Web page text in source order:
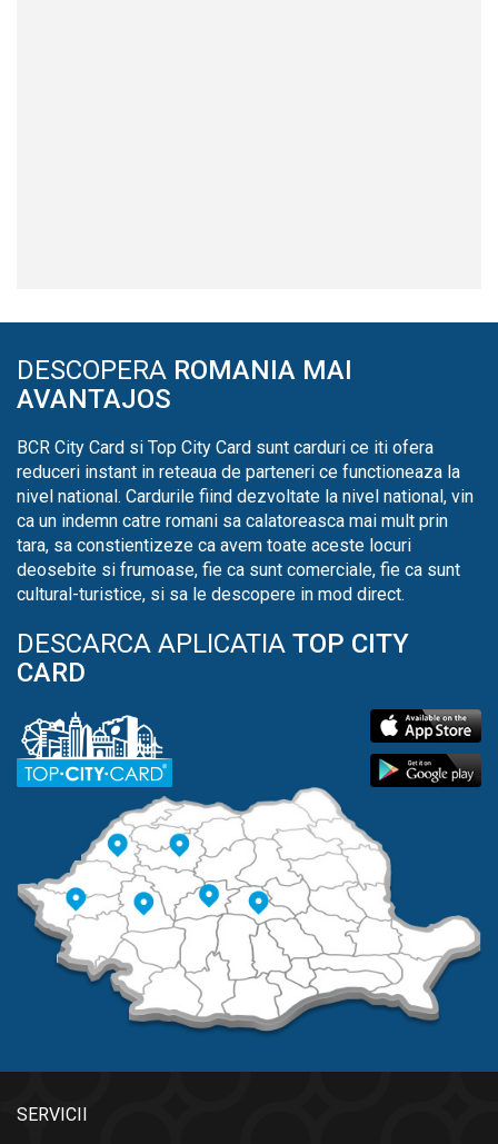
DESCOPERA ROMANIA MAI
AVANTAJOS
BCR City Card si Top City Card sunt carduri ce iti ofera
reduceri instant in reteaua de parteneri ce functioneaza la
nivel national. Cardurile fiind dezvoltate la nivel national, vin
ca un indemn catre romani sa calatoreasca mai mult prin
tara, sa constientizeze ca avem toate aceste locuri
deosebite si frumoase, fie ca sunt comerciale, fie ca sunt
cultural-turistice, si sa le descopere in mod direct.
DESCARCA APLICATIA TOP CITY
CARD
SERVICII